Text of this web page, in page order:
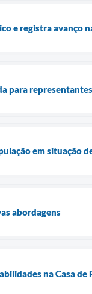
e registra avanço
para
em situação
abordagens
na Casa de